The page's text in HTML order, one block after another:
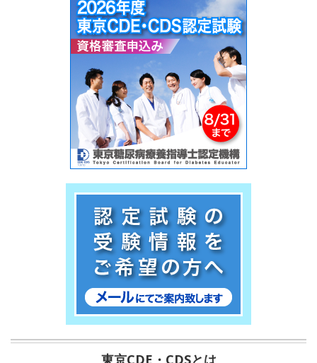
東京CDE・CDSとは